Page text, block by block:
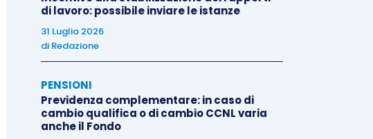
di lavoro: possibile inviare le istanze
31 Luglio 2026
di Redazione
PENSIONI
Previdenza complementare: in caso di
cambio qualifica o di cambio CCNL varia
anche il Fondo